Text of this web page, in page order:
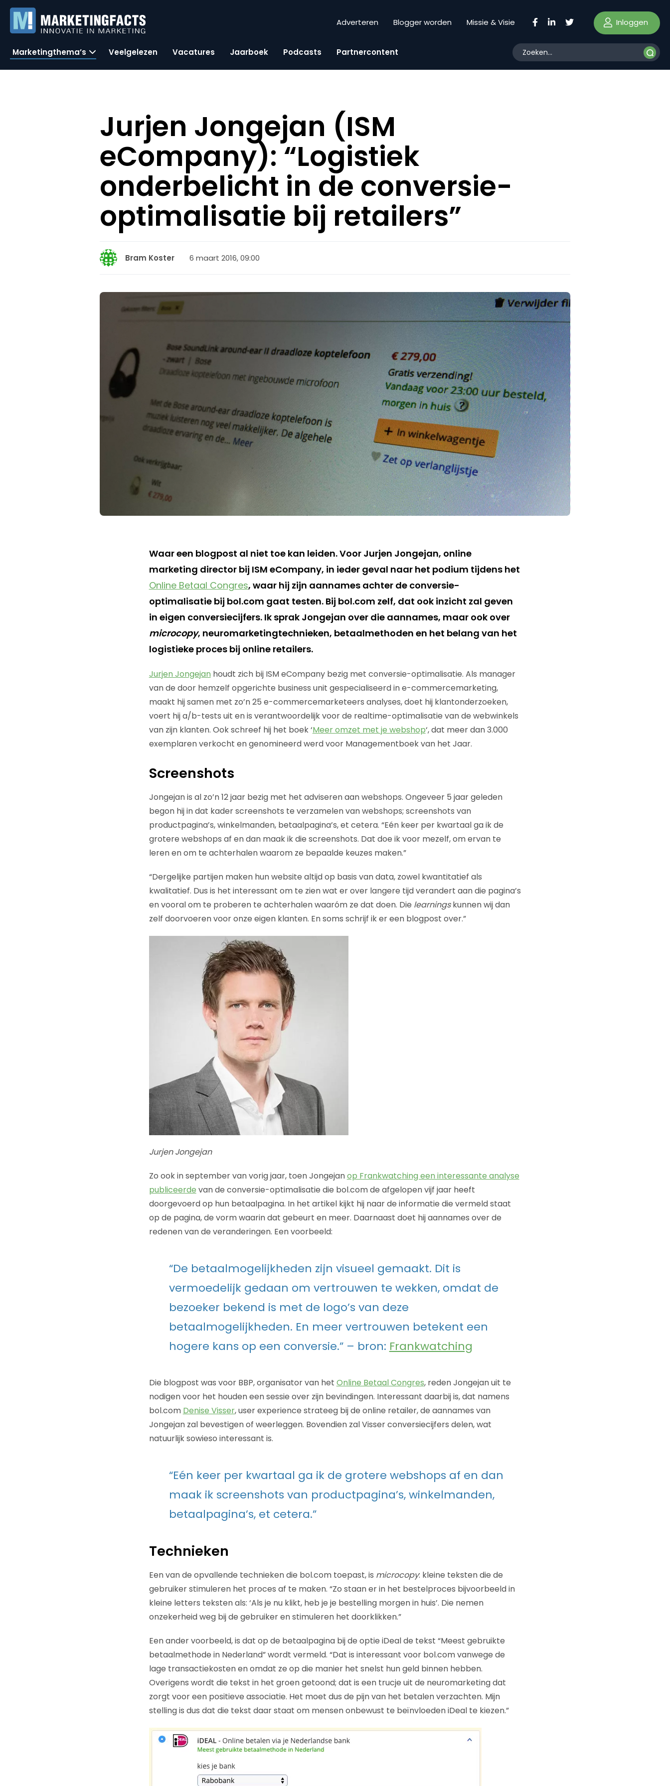
Adverteren Blogger worden Missie & Visie Inloggen
Marketingthema’s Veelgelezen Vacatures Jaarboek Podcasts Partnercontent
Jurjen Jongejan (ISM
eCompany): “Logistiek
onderbelicht in de conversie-
optimalisatie bij retailers”
Bram Koster 6 maart 2016, 09:00
Waar een blogpost al niet toe kan leiden. Voor Jurjen Jongejan, online
marketing director bij ISM eCompany, in ieder geval naar het podium tijdens het
Online Betaal Congres, waar hij zijn aannames achter de conversie-
optimalisatie bij bol.com gaat testen. Bij bol.com zelf, dat ook inzicht zal geven
in eigen conversiecijfers. Ik sprak Jongejan over die aannames, maar ook over
microcopy, neuromarketingtechnieken, betaalmethoden en het belang van het
logistieke proces bij online retailers.
Jurjen Jongejan houdt zich bij ISM eCompany bezig met conversie-optimalisatie. Als manager
van de door hemzelf opgerichte business unit gespecialiseerd in e-commercemarketing,
maakt hij samen met zo’n 25 e-commercemarketeers analyses, doet hij klantonderzoeken,
voert hij a/b-tests uit en is verantwoordelijk voor de realtime-optimalisatie van de webwinkels
van zijn klanten. Ook schreef hij het boek ‘Meer omzet met je webshop‘, dat meer dan 3.000
exemplaren verkocht en genomineerd werd voor Managementboek van het Jaar.
Screenshots
Jongejan is al zo’n 12 jaar bezig met het adviseren aan webshops. Ongeveer 5 jaar geleden
begon hij in dat kader screenshots te verzamelen van webshops; screenshots van
productpagina’s, winkelmanden, betaalpagina’s, et cetera. “Eén keer per kwartaal ga ik de
grotere webshops af en dan maak ik die screenshots. Dat doe ik voor mezelf, om ervan te
leren en om te achterhalen waarom ze bepaalde keuzes maken.”
“Dergelijke partijen maken hun website altijd op basis van data, zowel kwantitatief als
kwalitatief. Dus is het interessant om te zien wat er over langere tijd verandert aan die pagina’s
en vooral om te proberen te achterhalen waaróm ze dat doen. Die learningskunnen wij dan
zelf doorvoeren voor onze eigen klanten. En soms schrijf ik er een blogpost over.”
Jurjen Jongejan
Zo ook in september van vorig jaar, toen Jongejanop Frankwatching een interessante analyse
publiceerde van de conversie-optimalisatie die bol.com de afgelopen vijf jaar heeft
doorgevoerd op hun betaalpagina. In het artikel kijkt hij naar de informatie die vermeld staat
op de pagina, de vorm waarin dat gebeurt en meer. Daarnaast doet hij aannames over de
redenen van de veranderingen. Een voorbeeld:
“De betaalmogelijkheden zijn visueel gemaakt. Dit is
vermoedelijk gedaan om vertrouwen te wekken, omdat de
bezoeker bekend is met de logo’s van deze
betaalmogelijkheden. En meer vertrouwen betekent een
hogere kans op een conversie.” – bron: Frankwatching
Die blogpost was voor BBP, organisator van het Online Betaal Congres, reden Jongejan uit te
nodigen voor het houden een sessie over zijn bevindingen. Interessant daarbij is, dat namens
bol.com Denise Visser, user experience strateeg bij de online retailer, de aannames van
Jongejan zal bevestigen of weerleggen. Bovendien zal Visser conversiecijfers delen, wat
natuurlijk sowieso interessant is.
“Eén keer per kwartaal ga ik de grotere webshops af en dan
maak ik screenshots van productpagina’s, winkelmanden,
betaalpagina’s, et cetera.”
Technieken
Een van de opvallende technieken die bol.com toepast, is microcopy: kleine teksten die de
gebruiker stimuleren het proces af te maken. “Zo staan er in het bestelproces bijvoorbeeld in
kleine letters teksten als: ‘Als je nu klikt, heb je je bestelling morgen in huis’. Die nemen
onzekerheid weg bij de gebruiker en stimuleren het doorklikken.”
Een ander voorbeeld, is dat op de betaalpagina bij de optie iDeal de tekst “Meest gebruikte
betaalmethode in Nederland” wordt vermeld. “Dat is interessant voor bol.com vanwege de
lage transactiekosten en omdat ze op die manier het snelst hun geld binnen hebben.
Overigens wordt die tekst in het groen getoond; dat is een trucje uit de neuromarketing dat
zorgt voor een positieve associatie. Het moet dus de pijn van het betalen verzachten. Mijn
stelling is dus dat die tekst daar staat om mensen onbewust te beïnvloeden iDeal te kiezen.”